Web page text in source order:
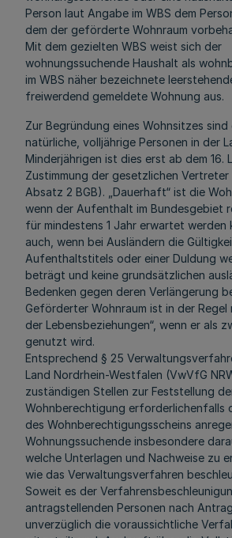
Person laut Angabe im WBS dem
dem der geförderte Wohnraum
Mit dem gezielten WBS weist sich der
wohnungssuchende Haushalt als
im WBS näher bezeichnete
freiwerdend gemeldete Wohnung aus.
Zur Begründung eines Wohnsitzes
natürliche, volljährige Personen in der
Minderjährigen ist dies erst ab dem 16.
Zustimmung der gesetzlichen Vertreter
Absatz 2 BGB). „Dauerhaft“ ist die
wenn der Aufenthalt im Bundesgebiet
für mindestens 1 Jahr erwartet werden
auch, wenn bei Ausländern die
Aufenthaltstitels oder einer Duldung
beträgt und keine grundsätzlichen
Bedenken gegen deren Verlängerung
Geförderter Wohnraum ist in der
der Lebensbeziehungen“, wenn er als
genutzt wird.
Entsprechend § 25
Land Nordrhein-Westfalen (VwVfG
zuständigen Stellen zur Feststellung
Wohnberechtigung erforderlichenfalls
des Wohnberechtigungsscheins
Wohnungssuchende insbesondere
welche Unterlagen und Nachweise zu
wie das Verwaltungsverfahren
Soweit es der
antragstellenden Personen nach
unverzüglich die voraussichtliche